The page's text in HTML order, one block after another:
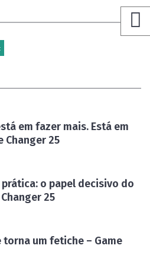
em fazer mais. Está em
Changer 25
o papel decisivo do
25
um fetiche – Game